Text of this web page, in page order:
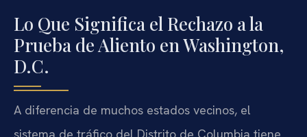
Lo Que Significa el Rechazo a la
Prueba de Aliento en Washington,
D.C.
A diferencia de muchos estados vecinos, el
sistema de tráfico del Distrito de Columbia tiene